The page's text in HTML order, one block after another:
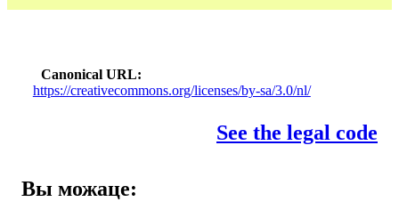
Canonical URL
https://creativecommons.org/licenses/by-sa/3.0/nl/
See the legal code
Вы можаце: